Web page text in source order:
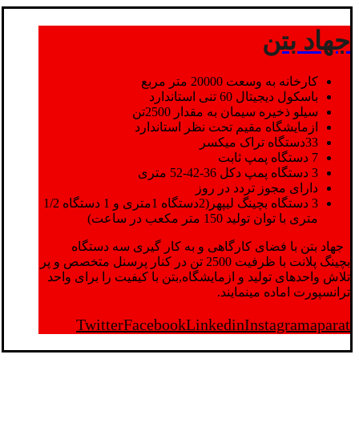
جهاد بتن
کارخانه به وسعت 20000 متر مربع
باسکول دیجیتال 60 تنی استاندارد
سیلو ذخیره سیمان به مقدار 2500تن
ازمایشگاه مقیم تحت نظر استاندارد
33دستگاه تراک میکسر
7 دستگاه پمپ ثابت
3 دستگاه پمپ دکل 36-42-52 متری
دارای مجوز تردد در روز
3 دستگاه بچینگ لیپهر(2دستگاه 1متری و 1 دستگاه 1/2
متری با توان تولید 150 متر مکعب در ساعت)
جهاد بتن با فضای کارگاهی و به کار گیری سه دستگاه
بچینگ پلانت با ظرفیت 2500 تن در کنار پرسنل متخصص و پر
تلاش واحدهای تولید و ازمایشگاه,بتن با کیفیت را برای واحد
ترانسپورت اماده مینمایند.
TwitterFacebookLinkedinInstagramaparat